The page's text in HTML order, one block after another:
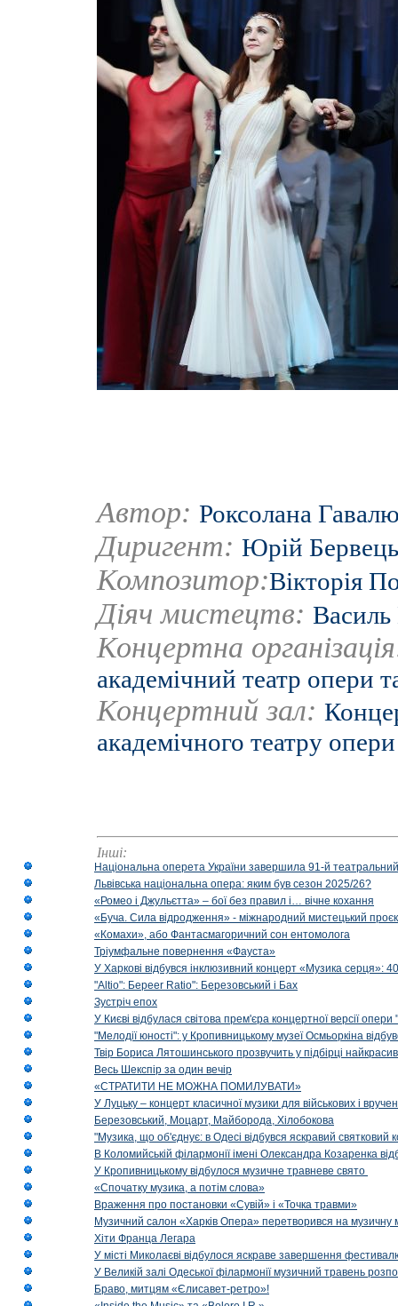
Автор: Роксолана
Диригент: Юрій
Композитор:Вікторія
Діяч мистецтв:
Концертна
академічний театр опери
Концертний зал:
академічного театру
Інші:
Національна оперета України завершила 91-й
Львівська національна опера: яким був сезон 2025/26?
«Ромео і Джульєтта» – бої без правил і… вічне кохання
«Буча. Сила відродження» - міжнародний мистецький
«Комахи», або Фантасмагоричний сон ентомолога
Тріумфальне повернення «Фауста»
У Харкові відбувся інклюзивний концерт «Музика серця»:
"Altio": Береer Ratio": Березовський і Бах
Зустріч епох
У Києві відбулася світова прем'єра концертної версії
"Мелодії юності": у Кропивницькому музеї Осмьоркіна
Твір Бориса Лятошинського прозвучить у підбірці
Весь Шекспір за один вечір
«СТРАТИТИ НЕ МОЖНА ПОМИЛУВАТИ»
У Луцьку – концерт класичної музики для військових і
Березовський, Моцарт, Майборода, Хілобокова
"Музика, що об'єднує: в Одесі відбувся яскравий
В Коломийській філармонії імені Олександра Козаренка
У Кропивницькому відбулося музичне травневе свято
«Спочатку музика, а потім слова»
Враження про постановки «Сувій» і «Точка травми»
Музичний салон «Харків Опера» перетворився на музичну
Хіти Франца Легара
У місті Миколаєві відбулося яскраве завершення
У Великій залі Одеської філармонії музичний травень
Браво, митцям «Єлисавет-ретро»!